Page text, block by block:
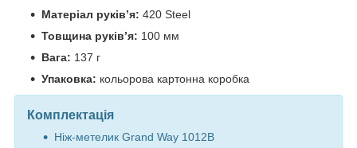
Матеріал руків’я: 420 Steel
Товщина руків’я: 100 мм
Вага: 137 г
Упаковка: кольорова картонна коробка
Комплектація
Ніж-метелик Grand Way 1012B